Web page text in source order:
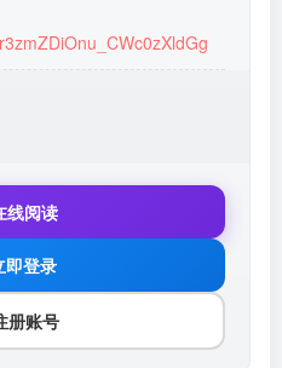
线阅读
即登录
册账号